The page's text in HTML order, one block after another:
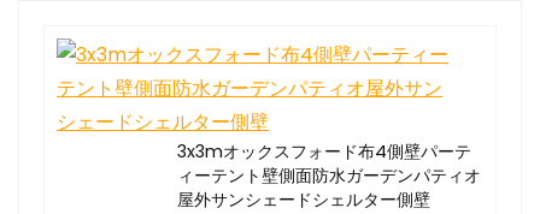
3x3mオックスフォード布4側壁パーテ
ィーテント壁側面防水ガーデンパティオ
屋外サンシェードシェルター側壁